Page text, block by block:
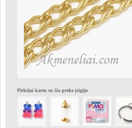
Pirkėjai kartu su šia preke įsigijo